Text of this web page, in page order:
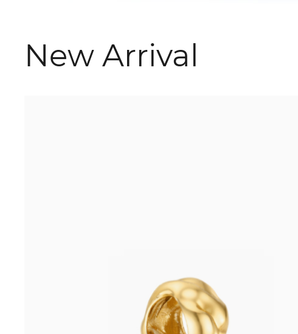
New Arrival